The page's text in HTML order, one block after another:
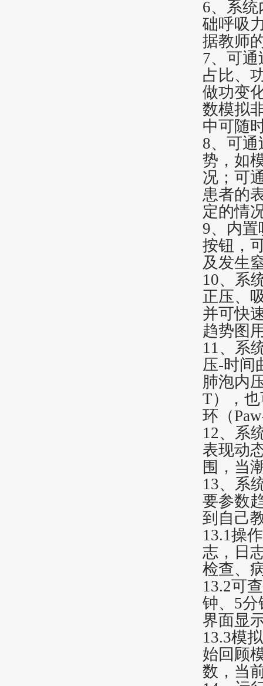
6、系
础呼吸
据教师
7、可
占比、
做功变
数模拟
中可随
8、可
势，如
况；可
患者的
定的情
9、内
按钮，
及发生
10、系
正压、
并可快
趋势图
11、系
压-时间
肺泡内
T），
环（
12、系
表现动
围，当
13、系
要参数
到自己
13.1操
志，日
检查、
13.2可
钟、5分
界面显
13.3模
始回顾
数，当